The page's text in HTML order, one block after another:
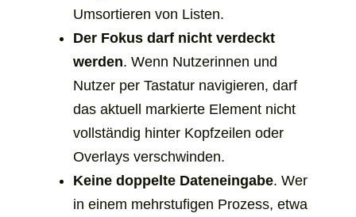
Umsortieren von Listen.
Der Fokus darf nicht verdeckt
werden. Wenn Nutzerinnen und
Nutzer per Tastatur navigieren, darf
das aktuell markierte Element nicht
vollständig hinter Kopfzeilen oder
Overlays verschwinden.
Keine doppelte Dateneingabe. Wer
in einem mehrstufigen Prozess, etwa